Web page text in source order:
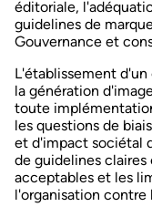
éditoriale,
guidelines de
Gouvernance et
L'établissement
la génération
toute
les questions de
et d'impact sociétal
de guidelines
acceptables et les
l'organisation contre